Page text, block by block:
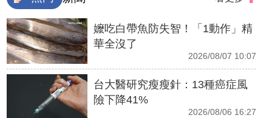
嬤吃白帶魚防失智！「1動作」精
華全沒了
2026/08/07 10:07
台大醫研究瘦瘦針：13種癌症風
險下降41%
2026/08/06 16:27